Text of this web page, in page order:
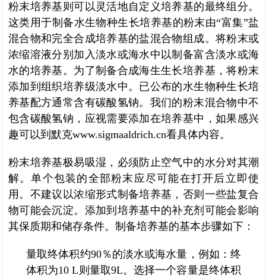
粉末培养基则可以灵活地自定义培养基的最终组分。
这类用于制备水生物种生长培养基的粉末由“富集”盐
混合物和完全合成培养基的盐混合物组成。将粉末或
浓缩溶液分别加入淡水或海水中以制备富含淡水或海
水的培养基。为了制备合成海生生长培养基，将粉末
添加到组织培养级淡水中。已公布的水生物种生长培
养基配方通常含有碳酸氢钠。我们的粉末混合物中不
包含碳酸氢钠，应视需要添加在培养基中，如果感兴
趣可以到默克www.sigmaaldrich.cn看具体内容。
粉末培养基极易吸湿，必须防止空气中的水分对其潮
解。单个包装的全部粉末应尽可能在打开后立即使
用。不建议以浓缩形式制备培养基，否则一些盐复合
物可能会沉淀。添加到培养基中的补充剂可能会影响
其保质期和储存条件。制备培养基的基本步骤如下：
量取终体积约90％的淡水或海水量，例如：终
体积为10 L则量取9L。选择一个容量是终体积